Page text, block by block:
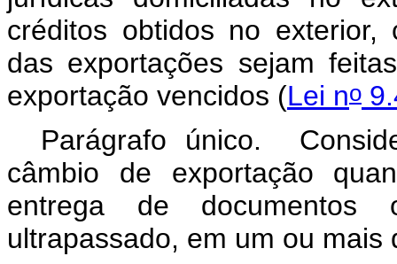
créditos obtidos no exterior,
das exportações sejam
exportação vencidos (Lei no
Parágrafo único.
câmbio de exportação
entrega de
ultrapassado, em um ou mais